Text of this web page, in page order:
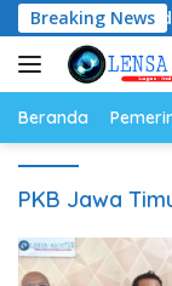
Langsung
ke
konten
Breaking News
Ahmad
Beranda
PKB Jawa